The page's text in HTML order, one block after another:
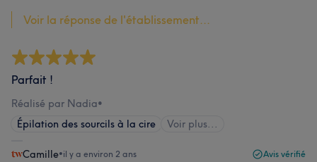
Voir la réponse de l'établissement...
Parfait !
Réalisé par Nadia•
Épilation des sourcils à la cire
Voir plus...
Camille•il y a environ 2 ans Avis vérifié